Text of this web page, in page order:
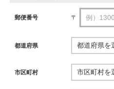
郵便番号 〒
都道府県
市区町村